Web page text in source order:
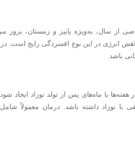
از سال، به‌ویژه پاییز و زمستان، بروز
انرژی در این نوع افسردگی رایج است.
باشد.
یا ماه‌های پس از تولد نوزاد
با نوزاد داشته باشد. درمان معمولاً